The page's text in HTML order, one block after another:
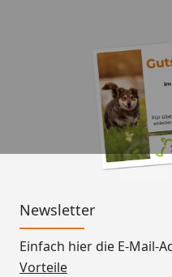
Newsletter
Einfach hier die E-Mail-
Vorteile